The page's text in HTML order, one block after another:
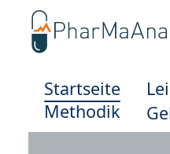
Startseite
Methodik